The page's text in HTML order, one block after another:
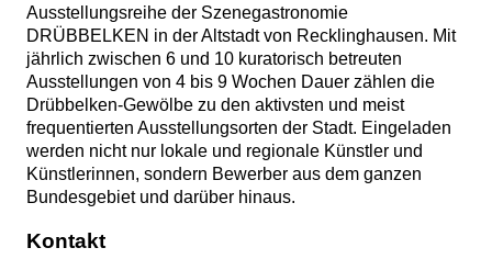
Ausstellungsreihe der Szenegastronomie
DRÜBBELKEN in der Altstadt von Recklinghausen. Mit
jährlich zwischen 6 und 10 kuratorisch betreuten
Ausstellungen von 4 bis 9 Wochen Dauer zählen die
Drübbelken-Gewölbe zu den aktivsten und meist
frequentierten Ausstellungsorten der Stadt. Eingeladen
werden nicht nur lokale und regionale Künstler und
Künstlerinnen, sondern Bewerber aus dem ganzen
Bundesgebiet und darüber hinaus.
Kontakt